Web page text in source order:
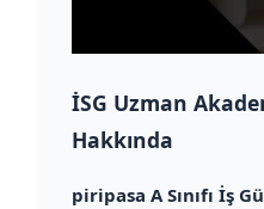
İSG Uzman
Hakkında
piripasa A Sınıfı İş